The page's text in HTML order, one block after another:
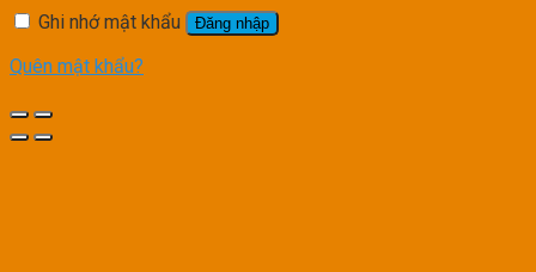
Ghi nhớ mật khẩu
Đăng nhập
Quên mật khẩu?